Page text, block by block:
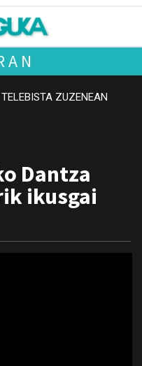
TELEBISTA ZUZENEAN
Dantza
ikusgai